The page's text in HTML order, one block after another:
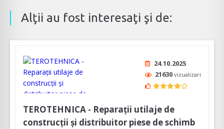
Alţii au fost interesaţi şi de:
24.10.2025
21630 vizualizari
TEROTEHNICA - Reparații utilaje de
construcții și distribuitor piese de schimb